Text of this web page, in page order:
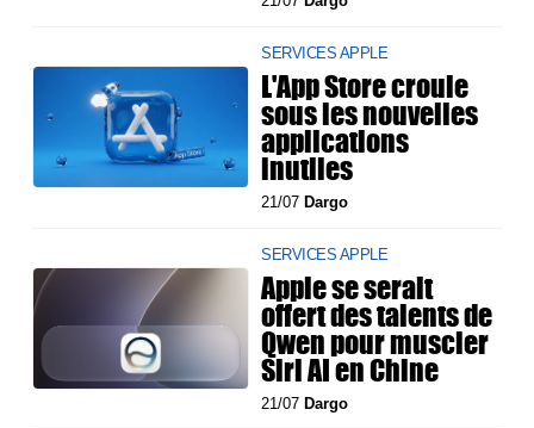
SERVICES APPLE
L'App Store croule
sous les nouvelles
applications
inutiles
21/07Dargo
SERVICES APPLE
Apple se serait
offert des talents de
Qwen pour muscler
Siri AI en Chine
21/07Dargo